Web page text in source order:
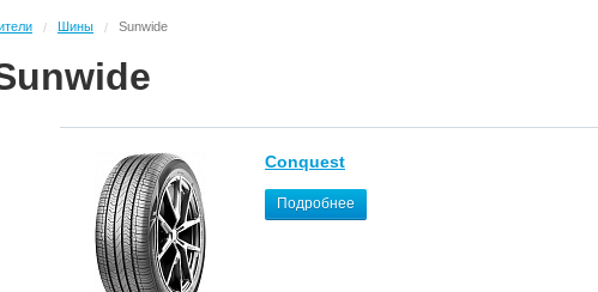
/ Шины / Sunwide
Conquest
Подробнее